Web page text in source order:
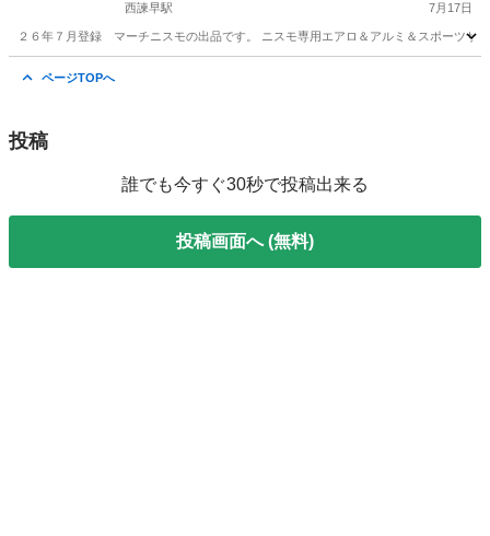
西諫早駅 7月17日
２６年７月登録 マーチニスモの出品です。 ニスモ専用エアロ＆アルミ＆スポー
ページTOPへ
投稿
誰でも今すぐ30秒で投稿出来る
投稿画面へ (無料)